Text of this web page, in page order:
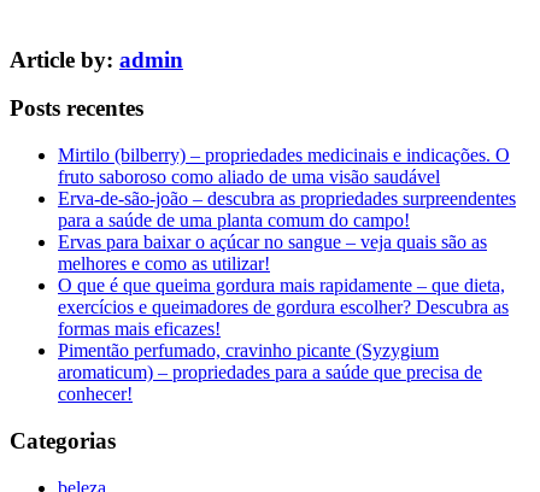
Article by: admin
Posts recentes
Mirtilo (bilberry) – propriedades medicinais e indicações. O
fruto saboroso como aliado de uma visão saudável
Erva-de-são-joão – descubra as propriedades surpreendentes
para a saúde de uma planta comum do campo!
Ervas para baixar o açúcar no sangue – veja quais são as
melhores e como as utilizar!
O que é que queima gordura mais rapidamente – que dieta,
exercícios e queimadores de gordura escolher? Descubra as
formas mais eficazes!
Pimentão perfumado, cravinho picante (Syzygium
aromaticum) – propriedades para a saúde que precisa de
conhecer!
Categorias
beleza